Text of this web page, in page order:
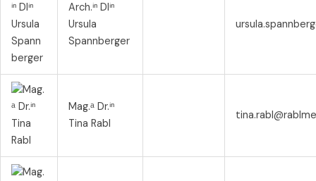
Arch.ⁱⁿ DIⁱⁿ
Ursula
Spannberger
Mag.ᵃ Dr.ⁱⁿ
Tina Rabl